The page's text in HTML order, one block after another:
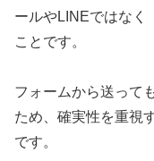
ールやLINEではなく
ことです。
フォームから送って
ため、確実性を重視
です。